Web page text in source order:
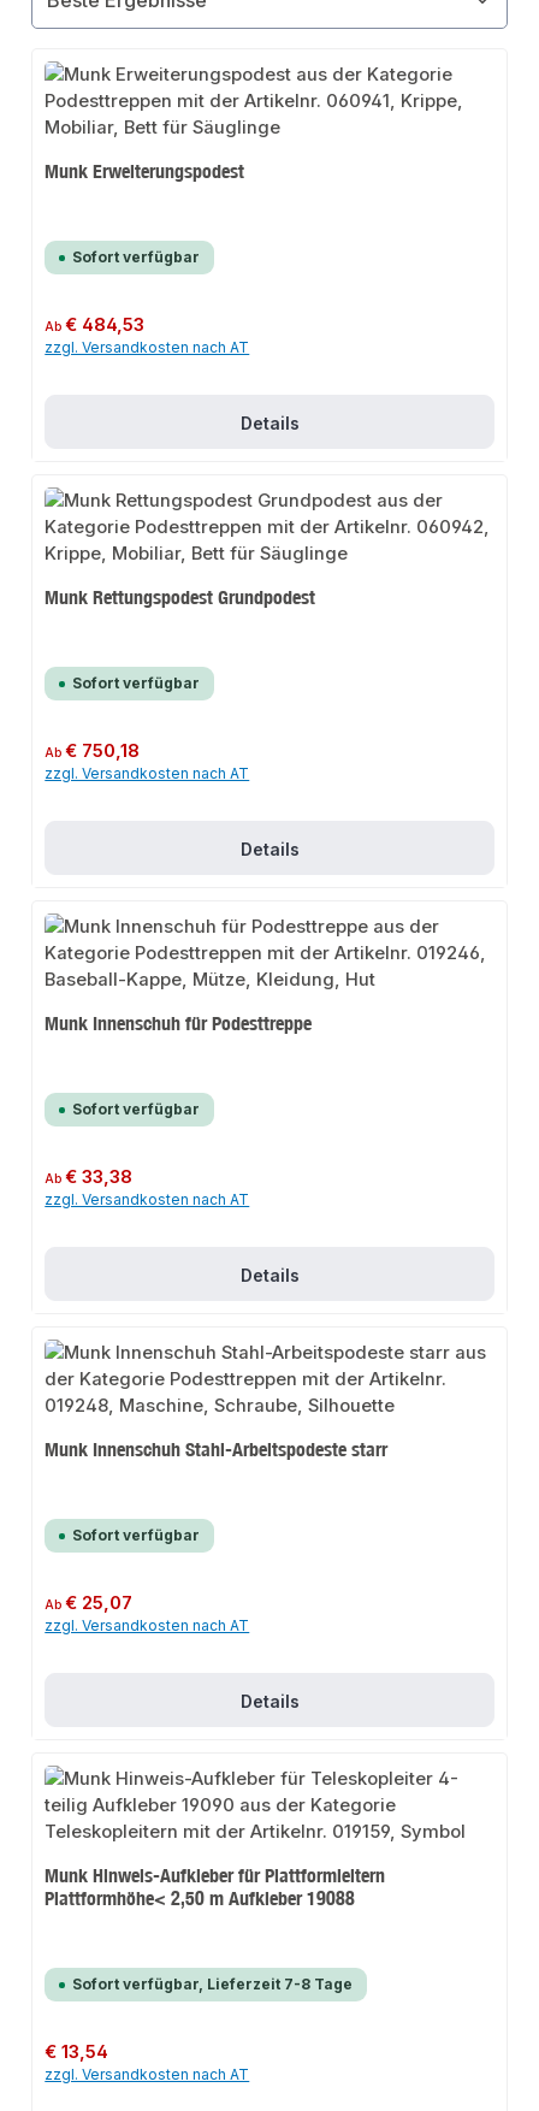
Munk Erweiterungspodest
Sofort verfügbar
Regulärer Preis:
Ab€ 484,53
zzgl. Versandkosten nach AT
Details
Munk Rettungspodest Grundpodest
Sofort verfügbar
Regulärer Preis:
Ab€ 750,18
zzgl. Versandkosten nach AT
Details
Munk Innenschuh für Podesttreppe
Sofort verfügbar
Regulärer Preis:
Ab€ 33,38
zzgl. Versandkosten nach AT
Details
Munk Innenschuh Stahl-Arbeitspodeste starr
Sofort verfügbar
Regulärer Preis:
Ab€ 25,07
zzgl. Versandkosten nach AT
Details
Munk Hinweis-Aufkleber für Plattformleitern
Plattformhöhe< 2,50 m Aufkleber 19088
Sofort verfügbar, Lieferzeit 7-8 Tage
Regulärer Preis:
€ 13,54
zzgl. Versandkosten nach AT